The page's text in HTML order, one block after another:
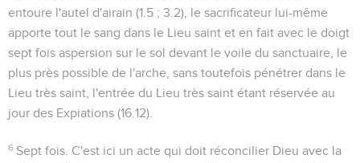
entoure l'autel d'airain (1.5 ; 3.2), le sacrificateur lui-même
apporte tout le sang dans le Lieu saint et en fait avec le doigt
sept fois aspersion sur le sol devant le voile du sanctuaire, le
plus près possible de l'arche, sans toutefois pénétrer dans le
Lieu très saint, l'entrée du Lieu très saint étant réservée au
jour des Expiations (16.12).
6 Sept fois . C'est ici un acte qui doit réconcilier Dieu avec la